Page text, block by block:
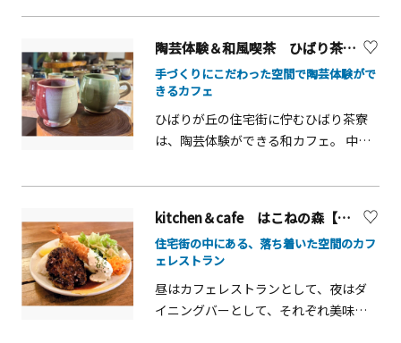
は無料）、2名様から60名様の宴会まで
対応。みなとみらい線「日本大通り
駅」の県庁口出口から徒歩約２分。商
談やお食事会などのお集まりに便利な
立地です。デートやご夫婦でのディナ
ーに、ご家族ご一緒のお席に、ビジネ
スのお席に、ゆったりと伊勢海老料理
ープンしました！「ヨコバル」では、
神奈川の生産者と連携した食材を活か
した料理が楽しめます。地元企業との
コラボによる地産地消イベントや、蔵
元・ワイナリーとの出張イベントも順
次開催予定です。今後は周辺施設とも
信していきます。地元の味と文化を楽
しめる「ヨコバル」で、横浜の新しい
グルメ体験をぜひご堪能ください！ 店
舗紹介・マロリーポークステーキ みな
とみらい店 厚切りポークステーキを
中心に、迫力ある肉料理とドリンクを
提供する肉バルです。・OTRA
陶芸体験＆和風喫茶 ひばり茶寮【座間市】
手づくりにこだわった空間で陶芸体験がで
きるカフェ
ひばりが丘の住宅街に佇むひばり茶寮
は、陶芸体験ができる和カフェ。 中央
がプロデュース。 DIYでリノベーション
せた自家製のあんことプリンを、こだ
わりの器でいただく時間はとても贅沢
です。 和風オムライスやパスタの食事
も予約にて楽しめます。 陶芸体験（電
動ろくろ、手びねり等）に年齢制限は
kitchen＆cafe はこねの森【座間市】
住宅街の中にある、落ち着いた空間のカフ
ェレストラン
昼はカフェレストランとして、夜はダ
イニングバーとして、それぞれ美味し